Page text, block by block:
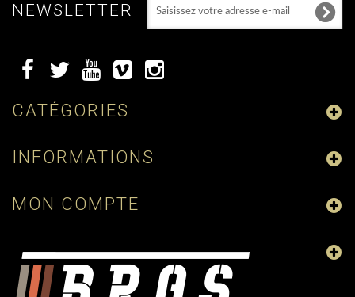
NEWSLETTER
CATÉGORIES
INFORMATIONS
MON COMPTE